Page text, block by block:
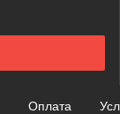
Оплата